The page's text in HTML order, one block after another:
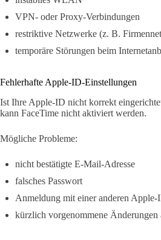
VPN- oder Proxy-Verbindungen
restriktive Netzwerke (z. B.
temporäre Störungen beim
Fehlerhafte Apple-ID-Einstellungen
Ist Ihre Apple-ID nicht korrekt
kann FaceTime nicht aktiviert werden.
Mögliche Probleme:
nicht bestätigte E-Mail-Adresse
falsches Passwort
Anmeldung mit einer anderen Apple-
kürzlich vorgenommene